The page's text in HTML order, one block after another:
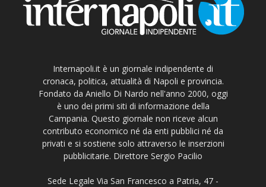
Internapoli.it è un giornale indipendente di
cronaca, politica, attualità di Napoli e provincia.
Fondato da Aniello Di Nardo nell'anno 2000, oggi
è uno dei primi siti di informazione della
Campania. Questo giornale non riceve alcun
contributo economico né da enti pubblici né da
privati e si sostiene solo attraverso le inserzioni
pubblicitarie. Direttore Sergio Pacilio
Sede Legale Via San Francesco a Patria, 47 -